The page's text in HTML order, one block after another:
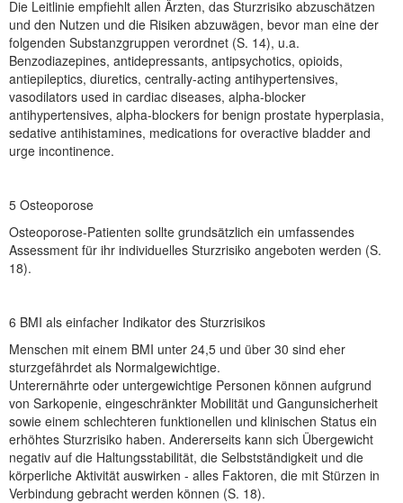
Gesundheit
Jobs & Karriere
Mitglieder-Beiträge
NEUER BEITRAG
Die Leitlinie empfiehlt allen Ärzten, das Sturzrisiko abzuschätzen
und den Nutzen und die Risiken abzuwägen, bevor man eine der
folgenden Substanzgruppen verordnet (S. 14), u.a.
Benzodiazepines, antidepressants, antipsychotics, opioids,
antiepileptics, diuretics, centrally-acting antihypertensives,
vasodilators used in cardiac diseases, alpha-blocker
antihypertensives, alpha-blockers for benign prostate hyperplasia,
sedative antihistamines, medications for overactive bladder and
urge incontinence.
5 Osteoporose
Osteoporose-Patienten sollte grundsätzlich ein umfassendes
Assessment für ihr individuelles Sturzrisiko angeboten werden (S.
18).
6 BMI als einfacher Indikator des Sturzrisikos
Menschen mit einem BMI unter 24,5 und über 30 sind eher
sturzgefährdet als Normalgewichtige.
Unterernährte oder untergewichtige Personen können aufgrund
von Sarkopenie, eingeschränkter Mobilität und Gangunsicherheit
sowie einem schlechteren funktionellen und klinischen Status ein
erhöhtes Sturzrisiko haben. Andererseits kann sich Übergewicht
negativ auf die Haltungsstabilität, die Selbstständigkeit und die
körperliche Aktivität auswirken - alles Faktoren, die mit Stürzen in
Verbindung gebracht werden können (S. 18).